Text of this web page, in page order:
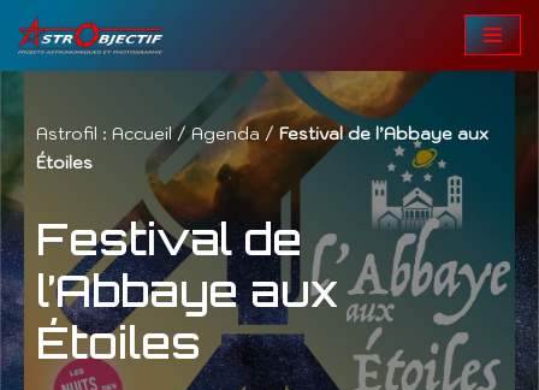
contenu
Astrofil : Accueil/Agenda / Festival de l’Abbaye aux
Étoiles
Festival de
l’Abbaye aux
Étoiles